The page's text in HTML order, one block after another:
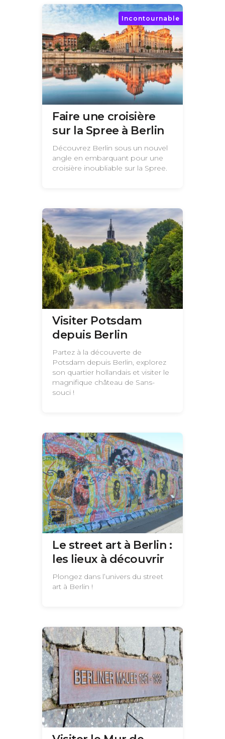
Incontournable
Faire une croisière
sur la Spree à Berlin
Découvrez Berlin sous un nouvel
angle en embarquant pour une
croisière inoubliable sur la Spree.
Visiter Potsdam
depuis Berlin
Partez à la découverte de
Potsdam depuis Berlin, explorez
son quartier hollandais et visiter le
magnifique château de Sans-
souci !
Le street art à Berlin :
les lieux à découvrir
Plongez dans l’univers du street
art à Berlin !